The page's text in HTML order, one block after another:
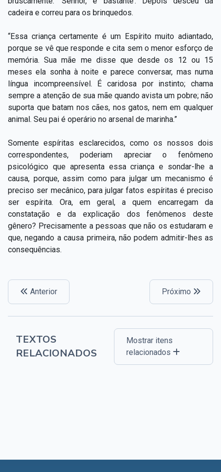
cadeira e correu para os brinquedos.
“Essa criança certamente é um Espírito muito adiantado,
porque se vê que responde e cita sem o menor esforço de
memória. Sua mãe me disse que desde os 12 ou 15
meses ela sonha à noite e parece conversar, mas numa
língua incompreensível. É caridosa por instinto; chama
sempre a atenção de sua mãe quando avista um pobre; não
suporta que batam nos cães, nos gatos, nem em qualquer
animal. Seu pai é operário no arsenal de marinha.”
Somente espíritas esclarecidos, como os nossos dois
correspondentes, poderiam apreciar o fenômeno
psicológico que apresenta essa criança e sondar-lhe a
causa, porque, assim como para julgar um mecanismo é
preciso ser mecânico, para julgar fatos espíritas é preciso
ser espírita. Ora, em geral, a quem encarregam da
constatação e da explicação dos fenômenos deste
gênero? Precisamente a pessoas que não os estudaram e
que, negando a causa primeira, não podem admitir-lhes as
consequências.
Anterior Próximo
TEXTOS
RELACIONADOS
Mostrar itens
relacionados